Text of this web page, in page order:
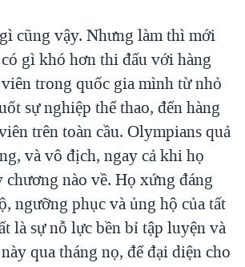
cũng vậy. Nhưng làm thì mới
gì khó hơn thi đấu với hàng
trong quốc gia mình từ nhỏ
sự nghiệp thể thao, đến hàng
trên toàn cầu. Olympians quả
và vô địch, ngay cả khi họ
nào về. Họ xứng đáng
ngưỡng phục và ủng hộ của tất
là sự nỗ lực bền bỉ tập luyện và
qua tháng nọ, để đại diện cho